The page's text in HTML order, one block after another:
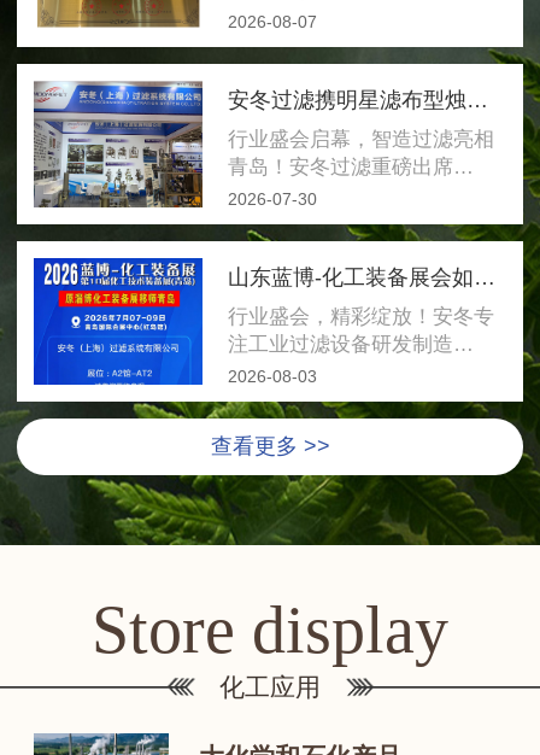
2026-08-07
安冬过滤携明星滤布型烛式过滤器亮相红岛国际会展中心，恭候莅临洽谈
行业盛会启幕，智造过滤亮相
青岛！安冬过滤重磅出席…
2026-07-30
山东蓝博-化工装备展会如期开启
行业盛会，精彩绽放！安冬专
注工业过滤设备研发制造…
2026-08-03
查看更多 >>
Store display
化工应用